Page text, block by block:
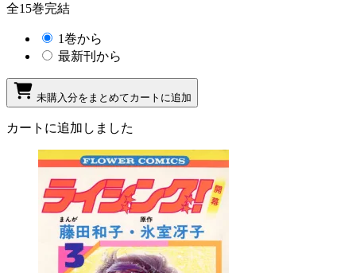
全15巻完結
1巻から
最新刊から
未購入分をまとめてカートに追加
カートに追加しました